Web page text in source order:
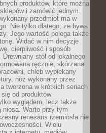
produktów, które można
i zamówić jednym
przedmiot ma w
Nie tylko dlatego, że bywa
Jego wartość polega także
Widać w nim decyzje
cierpliwość i sposób
stół od lokalnego
ręcznie, skórzana
chleb wypiekany
nóż wykonany przez
tworzona w krótkich seriach
od produktów
wyglądem, lecz także
Warto przy tym
renesans rzemiosła nie
Wielu